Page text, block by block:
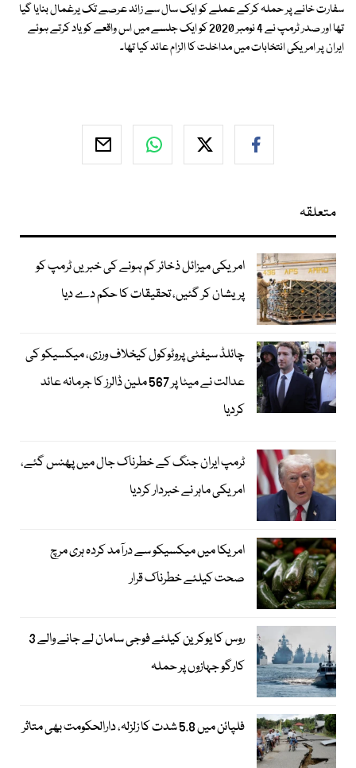
سفارت خانے پر حملہ کرکے عملے کو ایک سال سے زائد عرصے تک یرغمال بنایا گیا
تھا اور صدر ٹرمپ نے 4 نومبر 2020 کو ایک جلسے میں اس واقعے کو یاد کرتے ہوئے
ایران پر امریکی انتخابات میں مداخلت کا الزام عائد کیا تھا۔
متعلقہ
امریکی میزائل ذخائر کم ہونے کی خبریں ٹرمپ کو
پریشان کر گئیں، تحقیقات کا حکم دے دیا
چائلڈ سیفٹی پروٹوکول کیخلاف ورزی، میکسیکو کی
عدالت نے میٹا پر 567 ملین ڈالرز کا جرمانہ عائد
کردیا
ٹرمپ ایران جنگ کے خطرناک جال میں پھنس گئے،
امریکی ماہر نے خبردار کردیا
امریکا میں میکسیکو سے درآمد کردہ ہری مرچ
صحت کیلئے خطرناک قرار
روس کا یوکرین کیلئے فوجی سامان لے جانے والے 3
کارگو جہازوں پر حملہ
فلپائن میں 5.8 شدت کا زلزلہ، دارالحکومت بھی متاثر